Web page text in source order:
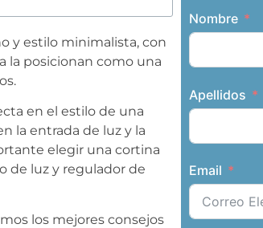
y estilo minimalista, con
la posicionan como una
en el estilo de una
la entrada de luz y la
elegir una cortina
de luz y regulador de
los mejores consejos
Nombre
Apellidos
Email